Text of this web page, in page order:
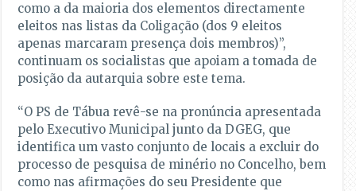
como a da maioria dos elementos directamente
eleitos nas listas da Coligação (dos 9 eleitos
apenas marcaram presença dois membros)”,
continuam os socialistas que apoiam a tomada de
posição da autarquia sobre este tema.
“O PS de Tábua revê-se na pronúncia apresentada
pelo Executivo Municipal junto da DGEG, que
identifica um vasto conjunto de locais a excluir do
processo de pesquisa de minério no Concelho, bem
como nas afirmações do seu Presidente que